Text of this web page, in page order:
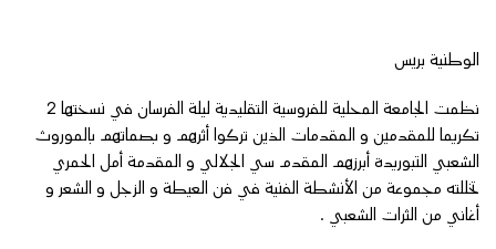
الوطنية بريس
نظمت الجامعة المحلية للفروسية التقليدية ليلة الفرسان في نسختها 2
تكريما للمقدمين و المقدمات الذين تركوا أثرهم و بصماتهم بالموروث
الشعبي التبوريدة أبرزهم المقدم سي الجلالي و المقدمة أمل الحمري
تخللته مجموعة من الأنشطة الفنية في فن العيطة و الزجل و الشعر و
أغاني من الثرات الشعبي .